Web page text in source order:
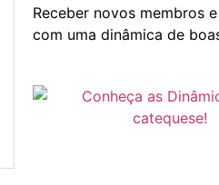
Receber novos membros
com uma dinâmica de